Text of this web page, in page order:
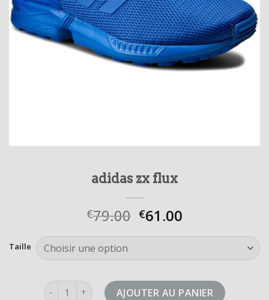
adidas zx flux
€79.00 €61.00
Taille
quantité de adidas zx fluxAJOUTER AU PANIER